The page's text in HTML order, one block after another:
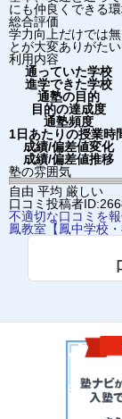
にも仲良くできる
総合評価
学力向上だけでは
とが大変ありがたい
利用内容
通っていた学校
進学できた学校
通塾の目的
目的の達成度
通塾頻度
1日あたりの授業時
成績/偏差値変化
成績/偏差値推移
塾の雰囲気
自由 平均 厳しい
口コミ投稿者
不適切な口コミを
鳳教室【鳳中学校